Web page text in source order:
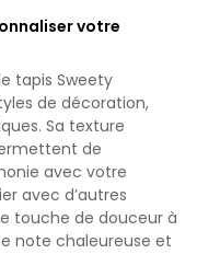
votre
tapis Sweety
de décoration,
Sa texture
de
avec votre
avec d’autres
touche de douceur à
note chaleureuse et